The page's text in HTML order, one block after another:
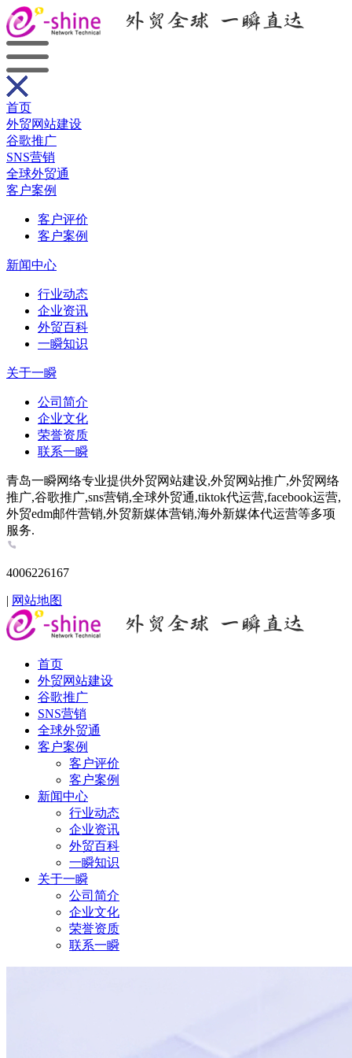
首页
外贸网站建设
谷歌推广
SNS营销
全球外贸通
客户案例
客户评价
客户案例
新闻中心
行业动态
企业资讯
外贸百科
一瞬知识
关于一瞬
公司简介
企业文化
荣誉资质
联系一瞬
青岛一瞬网络专业提供外贸网站建设,外贸网站推广,外贸网络
推广,谷歌推广,sns营销,全球外贸通,tiktok代运营,facebook运营,
外贸edm邮件营销,外贸新媒体营销,海外新媒体代运营等多项
服务.
4006226167
| 网站地图
首页
外贸网站建设
谷歌推广
SNS营销
全球外贸通
客户案例
客户评价
客户案例
新闻中心
行业动态
企业资讯
外贸百科
一瞬知识
关于一瞬
公司简介
企业文化
荣誉资质
联系一瞬